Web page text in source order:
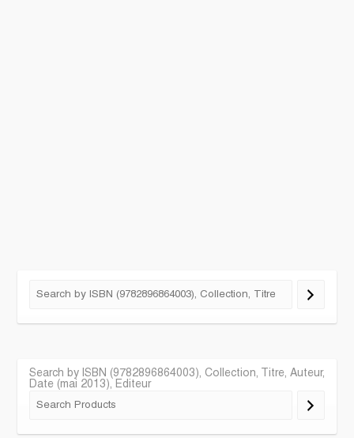
Search by ISBN (9782896864003), Collection, Titre, Auteur,
Date (mai 2013), Editeur